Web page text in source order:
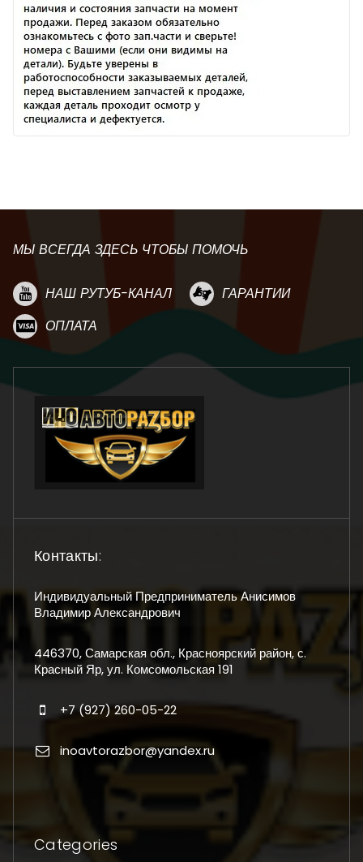
МЫ ВСЕГДА ЗДЕСЬ ЧТОБЫ ПОМОЧЬ
НАШ РУТУБ-КАНАЛ
ГАРАНТИИ
ОПЛАТА
Контакты:
Индивидуальный Предприниматель Анисимов
Владимир Александрович
446370, Самарская обл., Красноярский район, с.
Красный Яр, ул. Комсомольская 191
+7 (927) 260-05-22
inoavtorazbor@yandex.ru
Categories